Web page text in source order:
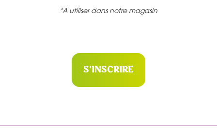
*A utiliser dans notre magasin
S'INSCRIRE